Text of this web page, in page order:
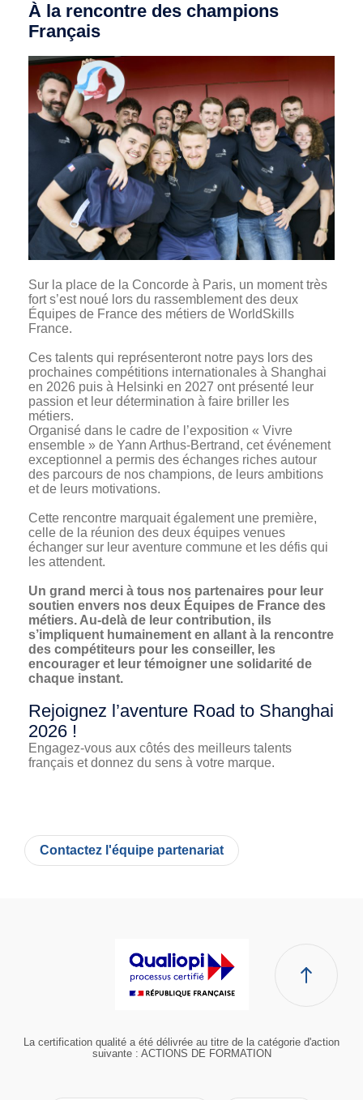
À la rencontre des champions
Français
Sur la place de la Concorde à Paris, un moment très
fort s’est noué lors du rassemblement des deux
Équipes de France des métiers de WorldSkills
France.
Ces talents qui représenteront notre pays lors des
prochaines compétitions internationales à Shanghai
en 2026 puis à Helsinki en 2027 ont présenté leur
passion et leur détermination à faire briller les
métiers.
Organisé dans le cadre de l’exposition « Vivre
ensemble » de Yann Arthus-Bertrand, cet événement
exceptionnel a permis des échanges riches autour
des parcours de nos champions, de leurs ambitions
et de leurs motivations.
Cette rencontre marquait également une première,
celle de la réunion des deux équipes venues
échanger sur leur aventure commune et les défis qui
les attendent.
Un grand merci à tous nos partenaires pour leur
soutien envers nos deux Équipes de France des
métiers. Au-delà de leur contribution, ils
s’impliquent humainement en allant à la rencontre
des compétiteurs pour les conseiller, les
encourager et leur témoigner une solidarité de
chaque instant.
Rejoignez l’aventure Road to Shanghai
2026 !
Engagez-vous aux côtés des meilleurs talents
français et donnez du sens à votre marque.
Contactez l'équipe partenariat
La certification qualité a été délivrée au titre de la catégorie d'action
suivante : ACTIONS DE FORMATION